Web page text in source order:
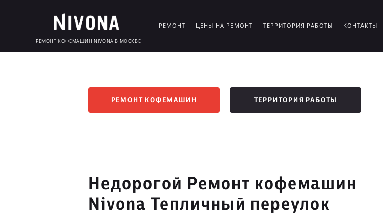
РЕМОНТ КОФЕМАШИН NIVONA В МОСКВЕ
РЕМОНТ ЦЕНЫ НА РЕМОНТ ТЕРРИТОРИЯ РАБОТЫ КОНТАКТЫ
РЕМОНТ КОФЕМАШИН ТЕРРИТОРИЯ РАБОТЫ
Недорогой Ремонт кофемашин
Nivona Тепличный переулок